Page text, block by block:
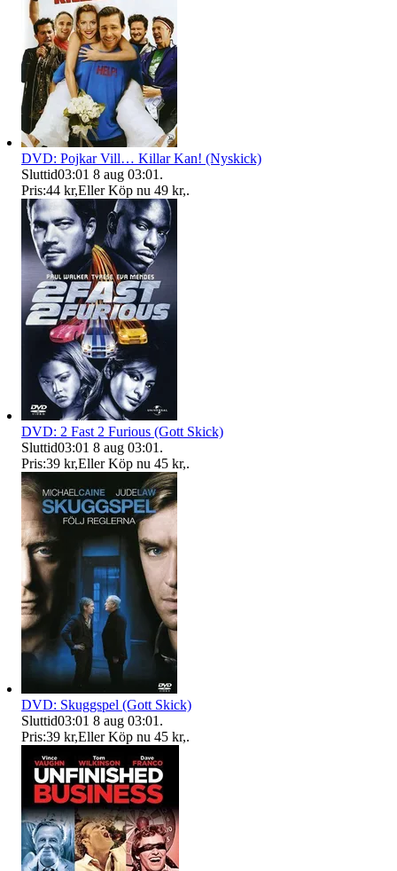
DVD: Pojkar Vill… Killar Kan! (Nyskick)
Sluttid03:01 8 aug 03:01 .
Pris:44 kr,Eller Köp nu 49 kr,.
DVD: 2 Fast 2 Furious (Gott Skick)
Sluttid03:01 8 aug 03:01 .
Pris:39 kr,Eller Köp nu 45 kr,.
DVD: Skuggspel (Gott Skick)
Sluttid03:01 8 aug 03:01 .
Pris:39 kr,Eller Köp nu 45 kr,.